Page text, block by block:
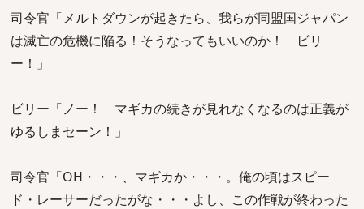
司令官「メルトダウンが起きたら、我らが同盟国ジャパン
は滅亡の危機に陥る！そうなってもいいのか！ ビリ
ー！」
ビリー「ノー！ マギカの続きが見れなくなるのは正義が
ゆるしまセーン！」
司令官「OH・・・、マギカか・・・。俺の頃はスピー
ド・レーサーだったがな・・・よし、この作戦が終わった